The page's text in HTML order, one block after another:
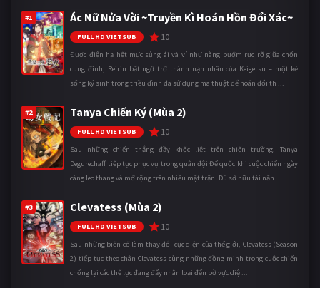
#1 Ác Nữ Nửa Vời ~Truyền Kì Hoán Hồn Đổi Xác~
FULL HD VIETSUB 10
Được điện hạ hết mực sủng ái và ví như nàng bướm rực rỡ giữa chốn
cung đình, Reirin bất ngờ trở thành nạn nhân của Keigetsu – một kẻ
sống ký sinh trong triều đình đã sử dụng ma thuật để hoán đổi th ...
#2 Tanya Chiến Ký (Mùa 2)
FULL HD VIETSUB 10
Sau những chiến thắng đầy khốc liệt trên chiến trường, Tanya
Degurechaff tiếp tục phục vụ trong quân đội Đế quốc khi cuộc chiến ngày
càng leo thang và mở rộng trên nhiều mặt trận. Dù sở hữu tài năn ...
#3 Clevatess (Mùa 2)
FULL HD VIETSUB 10
Sau những biến cố làm thay đổi cục diện của thế giới, Clevatess (Season
2) tiếp tục theo chân Clevatess cùng những đồng minh trong cuộc chiến
chống lại các thế lực đang đẩy nhân loại đến bờ vực diệ ...